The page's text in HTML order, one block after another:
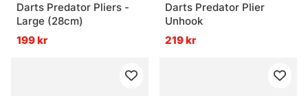
Darts Predator Pliers -
Large (28cm)
199 kr
Darts Predator Plier
Unhook
219 kr